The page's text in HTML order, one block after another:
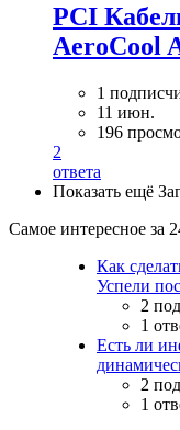
PCI
AeroCool
1
11 июн.
196
2
ответа
Показать ещё
Самое интересное за
Как
Успели
2
1
Есть ли
2
1